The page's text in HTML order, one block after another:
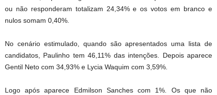
ou não responderam totalizam 24,34% e os votos em branco e
nulos somam 0,40%.
No cenário estimulado, quando são apresentados uma lista de
candidatos, Paulinho tem 46,11% das intenções. Depois aparece
Gentil Neto com 34,93% e Lycia Waquim com 3,59%.
Logo após aparece Edmilson Sanches com 1%. Os que não